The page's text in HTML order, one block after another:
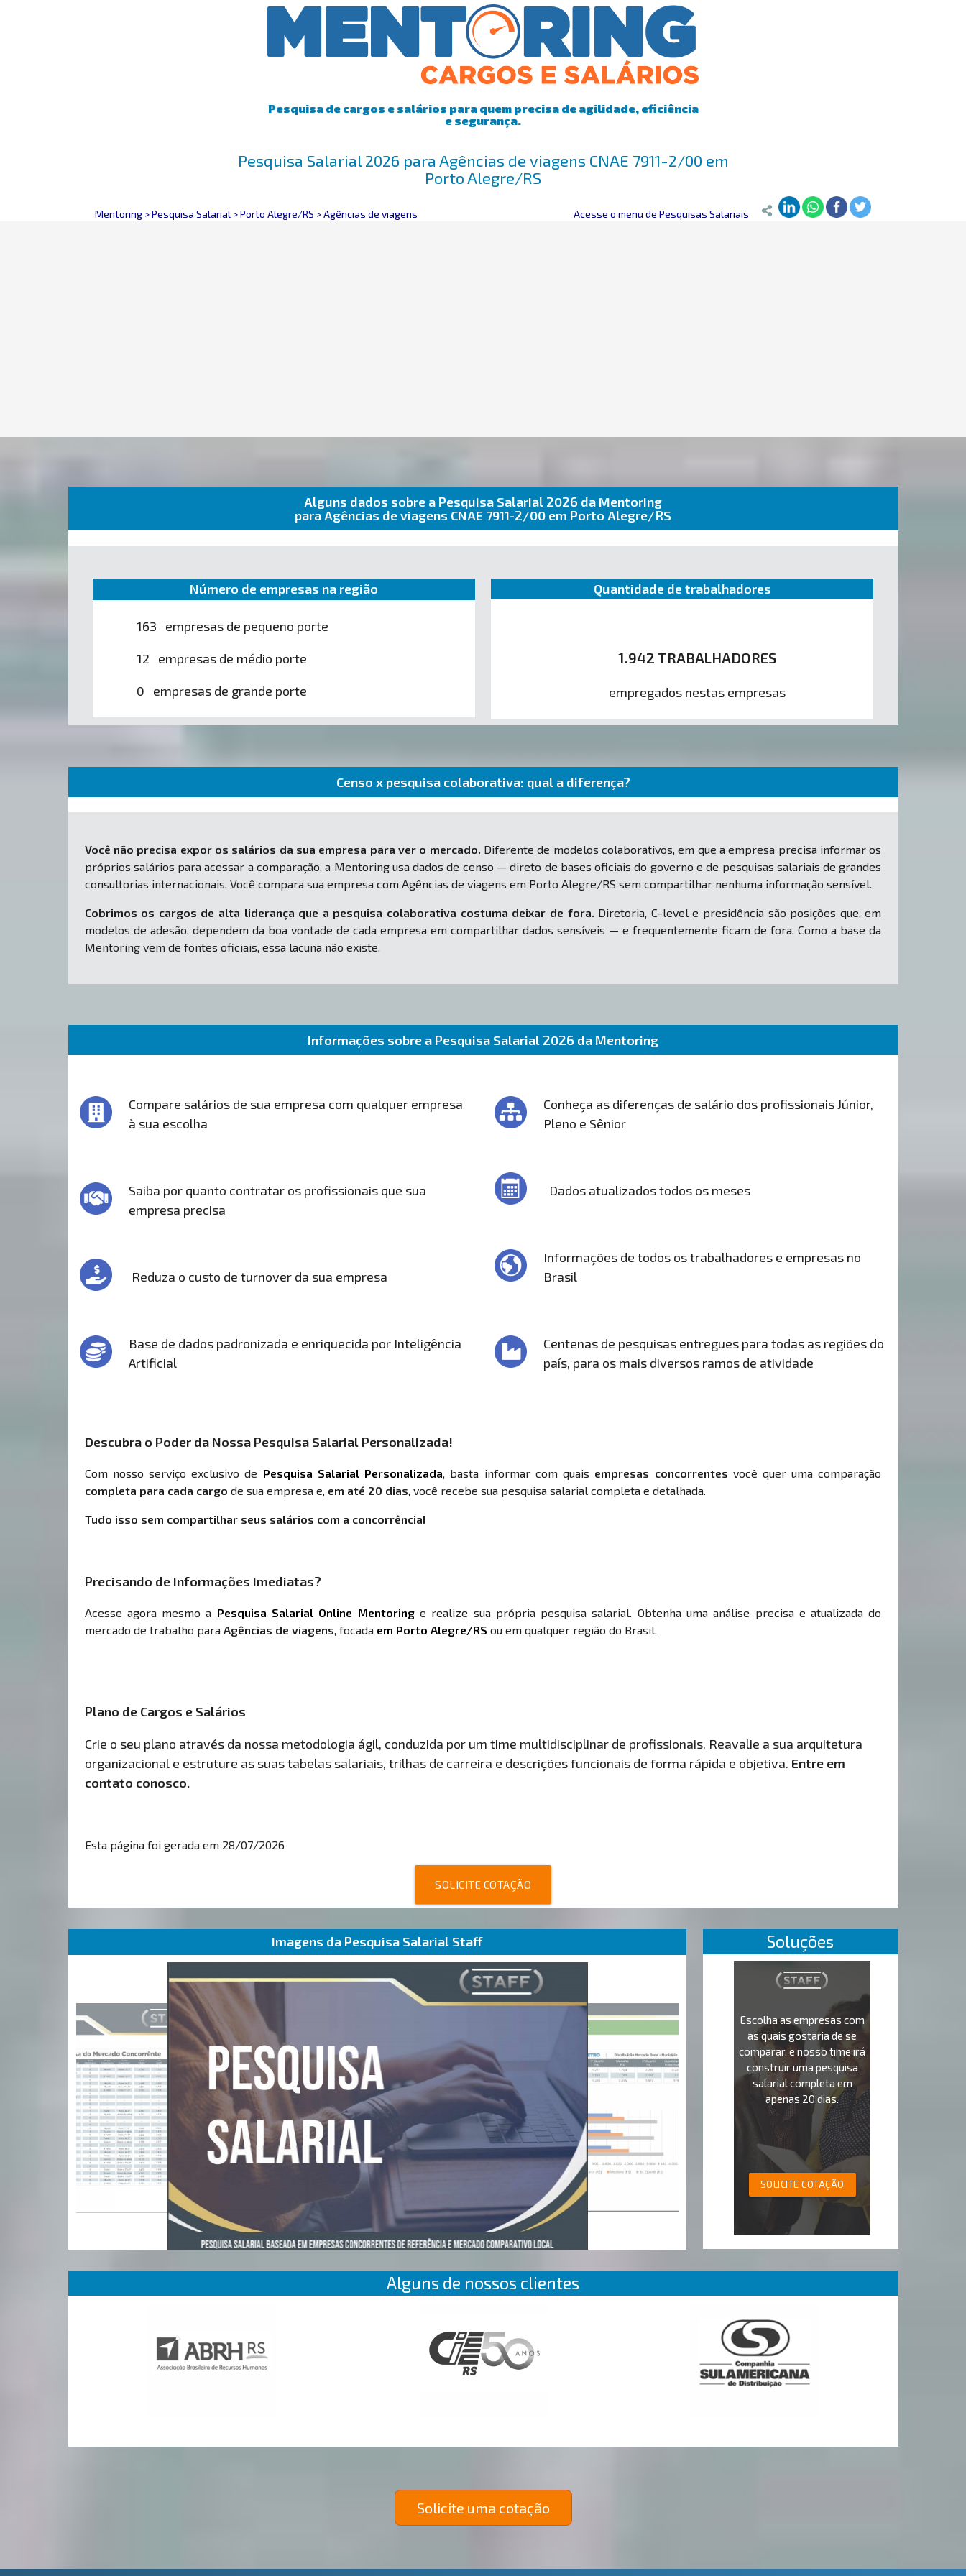
Pesquisa de cargos e salários para quem precisa de agilidade, eficiência
e segurança.
Pesquisa Salarial 2026 para Agências de viagens CNAE 7911-2/00 em
Porto Alegre/RS
Mentoring >Pesquisa Salarial >Porto Alegre/RS >Agências de viagens Acesse o menu de Pesquisas Salariais
Alguns dados sobre a Pesquisa Salarial 2026 da Mentoring
para Agências de viagens CNAE 7911-2/00 em Porto Alegre/RS
Número de empresas na região
163 empresas de pequeno porte
12 empresas de médio porte
0 empresas de grande porte
Quantidade de trabalhadores
1.942 TRABALHADORES
empregados nestas empresas
Censo x pesquisa colaborativa: qual a diferença?
Você não precisa expor os salários da sua empresa para ver o mercado. Diferente de modelos colaborativos, em que a empresa precisa informar os
próprios salários para acessar a comparação, a Mentoring usa dados de censo — direto de bases oficiais do governo e de pesquisas salariais de grandes
consultorias internacionais. Você compara sua empresa com Agências de viagens em Porto Alegre/RS sem compartilhar nenhuma informação sensível.
Cobrimos os cargos de alta liderança que a pesquisa colaborativa costuma deixar de fora. Diretoria, C-level e presidência são posições que, em
modelos de adesão, dependem da boa vontade de cada empresa em compartilhar dados sensíveis — e frequentemente ficam de fora. Como a base da
Mentoring vem de fontes oficiais, essa lacuna não existe.
Informações sobre a Pesquisa Salarial 2026 da Mentoring
Compare salários de sua empresa com qualquer empresa
à sua escolha
Saiba por quanto contratar os profissionais que sua
empresa precisa
Reduza o custo de turnover da sua empresa
Base de dados padronizada e enriquecida por Inteligência
Artificial
Conheça as diferenças de salário dos profissionais Júnior,
Pleno e Sênior
Dados atualizados todos os meses
Informações de todos os trabalhadores e empresas no
Brasil
Centenas de pesquisas entregues para todas as regiões do
país, para os mais diversos ramos de atividade
Descubra o Poder da Nossa Pesquisa Salarial Personalizada!
Com nosso serviço exclusivo de Pesquisa Salarial Personalizada , basta informar com quais empresas concorrentes você quer uma comparação
completa para cada cargo de sua empresa e, em até 20 dias , você recebe sua pesquisa salarial completa e detalhada.
Tudo isso sem compartilhar seus salários com a concorrência!
Precisando de Informações Imediatas?
Acesse agora mesmo a Pesquisa Salarial Online Mentoringe realize sua própria pesquisa salarial. Obtenha uma análise precisa e atualizada do
mercado de trabalho para Agências de viagens , focada em Porto Alegre/RS ou em qualquer região do Brasil.
Plano de Cargos e Salários
Crie o seu plano através da nossa metodologia ágil, conduzida por um time multidisciplinar de profissionais. Reavalie a sua arquitetura
organizacional e estruture as suas tabelas salariais, trilhas de carreira e descrições funcionais de forma rápida e objetiva. Entre em
contato conosco.
Esta página foi gerada em 28/07/2026
SOLICITE COTAÇÃO
Imagens da Pesquisa Salarial Staff Soluções
Escolha as empresas com
as quais gostaria de se
comparar, e nosso time irá
construir uma pesquisa
salarial completa em
apenas 20 dias.
SOLICITE COTAÇÃO
Alguns de nossos clientes
Solicite uma cotação